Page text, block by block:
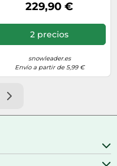
Ivory/Linen - Talla 44.5 -
Blanco Blanco 44.5
229,90 €
2 precios
snowleader.es
Envío a partir de 5,99 €